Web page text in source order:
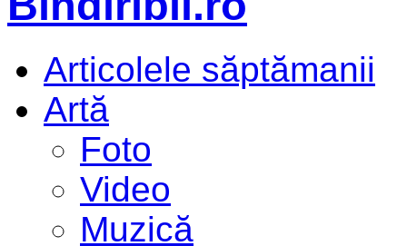
Articolele săptămanii
Artă
Foto
Video
Muzică